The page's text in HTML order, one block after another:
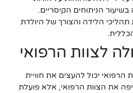
בשיעור הניתוחים הקיסריים.
הלידה והצורך של היולדת
לצוות הרפואי
הרפואי יכול להעצים את חוויית
את הצוות הרפואי, אלא פועלת